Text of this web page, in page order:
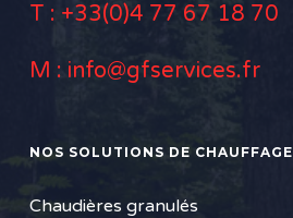
T : +33(0)4 77 67 18 70
M : info@gfservices.fr
NOS SOLUTIONS DE CHAUFFAGE
Chaudières granulés